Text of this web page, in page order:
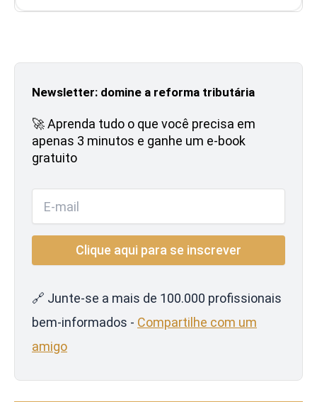
Newsletter: domine a reforma tributária
🚀 Aprenda tudo o que você precisa em
apenas 3 minutos e ganhe um e-book
gratuito
🔗 Junte-se a mais de 100.000 profissionais
bem-informados - Compartilhe com um
amigo